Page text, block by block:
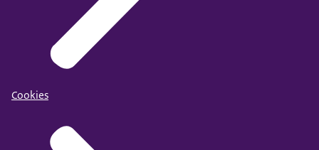
Cookies